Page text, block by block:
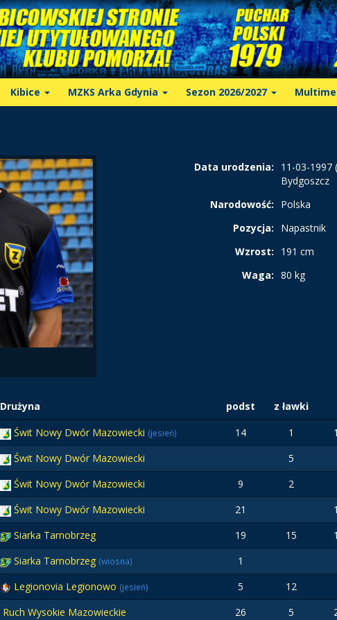
Kibice MZKS Arka Gdynia Sezon 2026/2027
Data urodzenia:
11-03-1997
Bydgoszcz
Narodowość:
Polska
Pozycja:
Napastnik
Wzrost:
191 cm
Waga: 80 kg
Drużyna podst z ławki
Świt Nowy Dwór Mazowiecki (jesień) 14 1
Świt Nowy Dwór Mazowiecki 5
Świt Nowy Dwór Mazowiecki 9 2
Świt Nowy Dwór Mazowiecki 21
Siarka Tarnobrzeg 19 15
Siarka Tarnobrzeg (wiosna) 1
Legionovia Legionowo (jesień) 5 12
Ruch Wysokie Mazowieckie 26 5